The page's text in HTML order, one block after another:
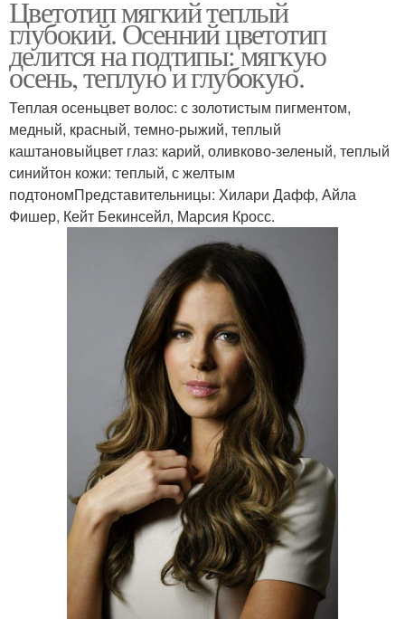
Цветотип мягкий теплый
глубокий. Осенний цветотип
делится на подтипы: мягкую
осень, теплую и глубокую.
Теплая осеньцвет волос: с золотистым пигментом,
медный, красный, темно-рыжий, теплый
каштановыйцвет глаз: карий, оливково-зеленый, теплый
синийтон кожи: теплый, с желтым
подтономПредставительницы: Хилари Дафф, Айла
Фишер, Кейт Бекинсейл, Марсия Кросс.